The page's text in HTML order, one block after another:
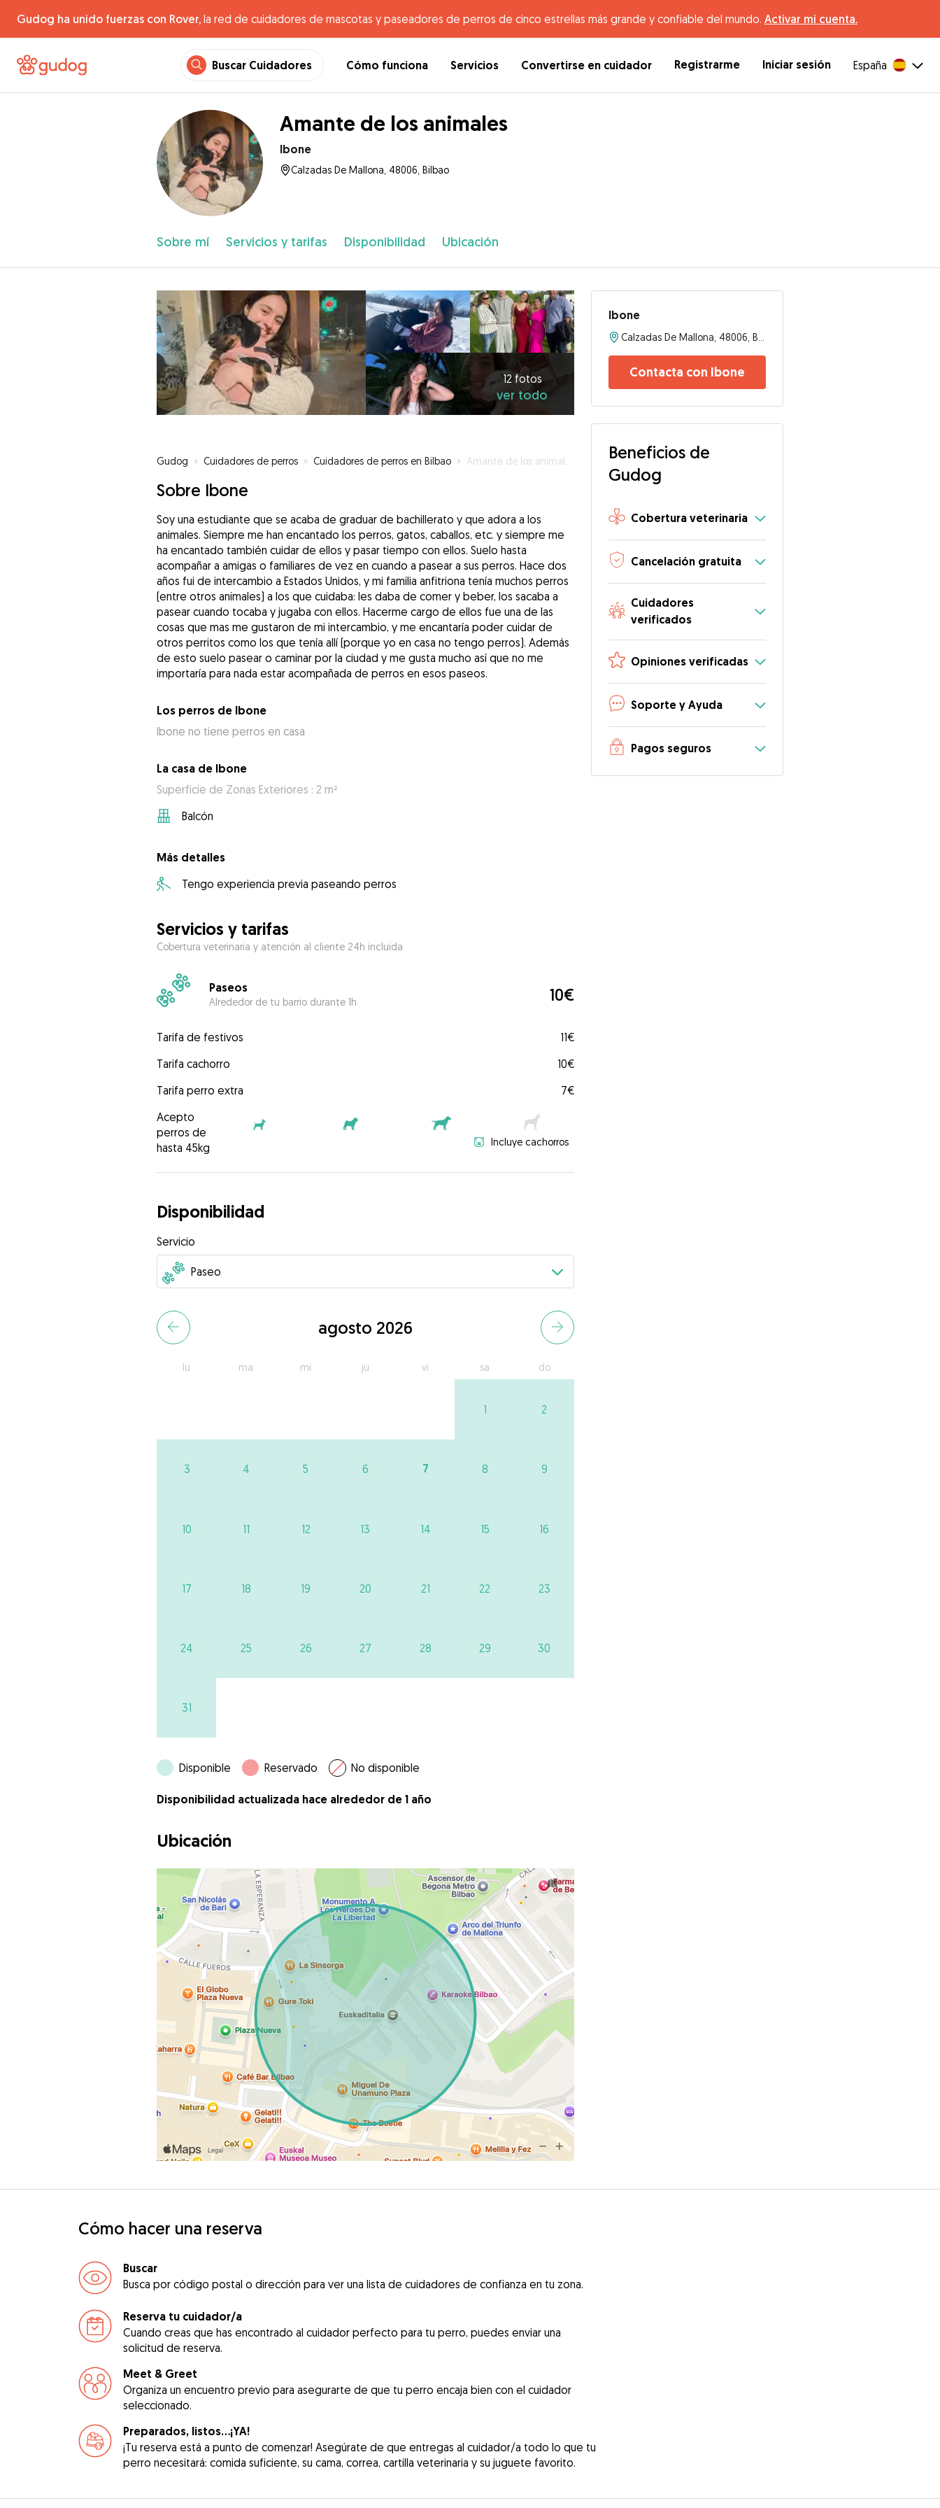
Gudog ha unido fuerzas con Rover, la red de cuidadores de mascotas y paseadores de perros de cinco estrellas más grande y confiable del mundo. Activar mi cuenta.
Buscar Cuidadores Cómo funciona Servicios Convertirse en cuidador Registrarme Iniciar sesión España
Amante de los animales
Ibone
Calzadas De Mallona, 48006, Bilbao
Sobre mí Servicios y tarifas Disponibilidad Ubicación
12 fotos
ver todo
Gudog » Cuidadores de perros » Cuidadores de perros en Bilbao » Amante de los animales
Sobre Ibone
Soy una estudiante que se acaba de graduar de bachillerato y que adora a los
animales. Siempre me han encantado los perros, gatos, caballos, etc. y siempre me
ha encantado también cuidar de ellos y pasar tiempo con ellos. Suelo hasta
acompañar a amigas o familiares de vez en cuando a pasear a sus perros. Hace dos
años fui de intercambio a Estados Unidos, y mi familia anfitriona tenía muchos perros
(entre otros animales) a los que cuidaba: les daba de comer y beber, los sacaba a
pasear cuando tocaba y jugaba con ellos. Hacerme cargo de ellos fue una de las
cosas que mas me gustaron de mi intercambio, y me encantaría poder cuidar de
otros perritos como los que tenía allí (porque yo en casa no tengo perros). Además
de esto suelo pasear o caminar por la ciudad y me gusta mucho así que no me
importaría para nada estar acompañada de perros en esos paseos.
Los perros de Ibone
Ibone no tiene perros en casa
La casa de Ibone
Superficie de Zonas Exteriores : 2 m²
Balcón
Más detalles
Tengo experiencia previa paseando perros
Servicios y tarifas
Cobertura veterinaria y atención al cliente 24h incluida
Paseos
Alrededor de tu barrio durante 1h 10€
Tarifa de festivos
11€
Tarifa cachorro
10€
Tarifa perro extra
7€
Acepto
perros de
hasta 45kg
Incluye cachorros
Disponibilidad
Servicio
agosto 2026
lu ma mi ju vi sa do
1 2
3 4 5 6 7 8 9
10 11 12 13 14 15 16
17 18 19 20 21 22 23
24 25 26 27 28 29 30
31
Disponible Reservado No disponible
Disponibilidad actualizada hace alrededor de 1 año
Ubicación
Ibone
Contacta con Ibone
Beneficios de
Gudog
Cobertura veterinaria
Cancelación gratuita
Cuidadores
verificados
Opiniones verificadas
Soporte y Ayuda
Pagos seguros
Cómo hacer una reserva
Buscar
Busca por código postal o dirección para ver una lista de cuidadores de confianza en tu zona.
Reserva tu cuidador/a
Cuando creas que has encontrado al cuidador perfecto para tu perro, puedes enviar una
solicitud de reserva.
Meet & Greet
Organiza un encuentro previo para asegurarte de que tu perro encaja bien con el cuidador
seleccionado.
Preparados, listos...¡YA!
¡Tu reserva está a punto de comenzar! Asegúrate de que entregas al cuidador/a todo lo que tu
perro necesitará: comida suficiente, su cama, correa, cartilla veterinaria y su juguete favorito.